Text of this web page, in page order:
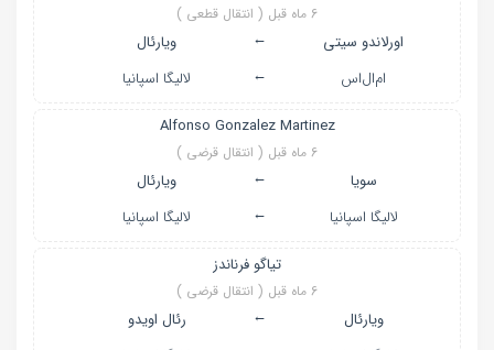
6 ماه قبل ( انتقال قطعی )
اورلاندو سیتی ←
ویارئال
ام‌ال‌اس
← لالیگا اسپانیا
Alfonso Gonzalez Martinez
6 ماه قبل ( انتقال قرضی )
سویا ←
ویارئال
لالیگا اسپانیا
← لالیگا اسپانیا
تیاگو فرناندز
6 ماه قبل ( انتقال قرضی )
ویارئال ←
رئال اویدو